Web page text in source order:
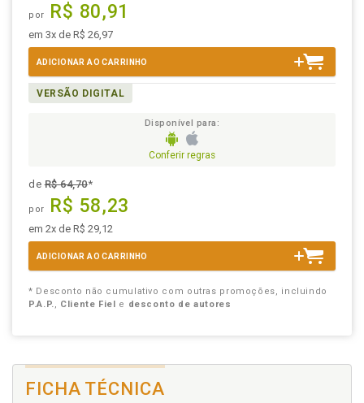
por R$ 80,91
em 3x de R$ 26,97
ADICIONAR AO CARRINHO
VERSÃO DIGITAL
Disponível para:
Conferir regras
deR$ 64,70*
por R$ 58,23
em 2x de R$ 29,12
ADICIONAR AO CARRINHO
* Desconto não cumulativo com outras promoções, incluindo
P.A.P., Cliente Fiel e desconto de autores
FICHA TÉCNICA